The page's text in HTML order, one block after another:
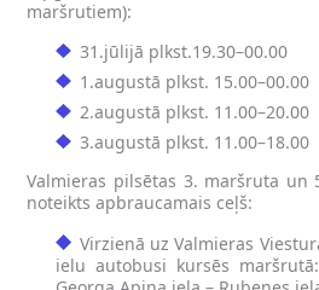
maršrutiem):
31.jūlijā plkst.19.30–00.00
1.augustā plkst. 15.00–00.00
2.augustā plkst. 11.00–20.00
3.augustā plkst. 11.00–18.00
Valmieras pilsētas 3. maršruta un
noteikts apbraucamais ceļš:
Virzienā uz Valmieras
ielu autobusi kursēs